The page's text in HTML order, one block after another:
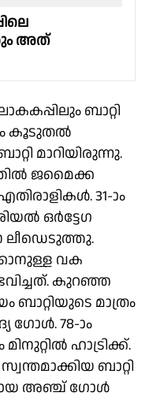
അത്
ബാറ്റി
കൂടുതല്‍
മാറിയിരുന്നു.
ജമൈക്ക
31-ാം
ഒര്‍ട്ടേഗ
ലീഡെടുത്തു.
വക
കുറഞ്ഞ
ബാറ്റിയുടെ മാത്രം
ഗോള്‍. 78-ാം
ഹാട്രിക്ക്.
ബാറ്റി
അഞ്ച് ഗോള്‍